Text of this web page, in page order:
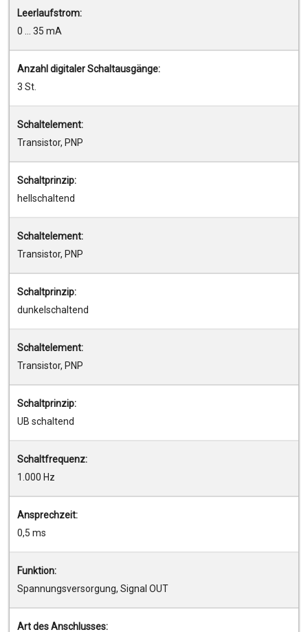
Leerlaufstrom:
0 ... 35 mA
Anzahl digitaler Schaltausgänge:
3 St.
Schaltelement:
Transistor, PNP
Schaltprinzip:
hellschaltend
Schaltelement:
Transistor, PNP
Schaltprinzip:
dunkelschaltend
Schaltelement:
Transistor, PNP
Schaltprinzip:
UB schaltend
Schaltfrequenz:
1.000 Hz
Ansprechzeit:
0,5 ms
Funktion:
Spannungsversorgung, Signal OUT
Art des Anschlusses: